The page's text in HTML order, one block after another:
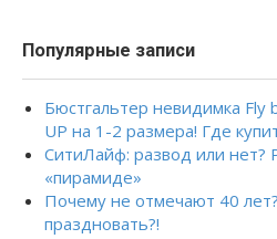
Популярные записи
Бюстгальтер невидимка
UP на 1-2 размера! Где
СитиЛайф: развод или нет?
«пирамиде»
Почему не отмечают 40
праздновать?!